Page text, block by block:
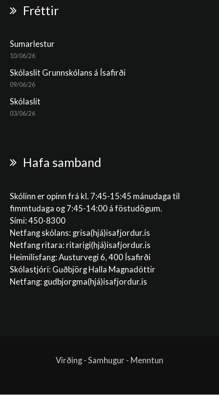
Fréttir
Sumarlestur
10/06/26
Skólaslit Grunnskólans á Ísafirði
09/06/26
Skólaslit
03/06/26
Hafa samband
Skólinn er opinn frá kl. 7:45-15:45 mánudaga til
fimmtudaga og 7:45-14:00 á föstudögum.
Sími: 450-8300
Netfang skólans: grisa(hjá)isafjordur.is
Netfang ritara: ritarigi(hjá)isafjordur.is
Heimilisfang: Austurvegi 6, 400 Ísafirði
Skólastjóri: Guðbjörg Halla Magnadóttir
Netfang: gudbjorgma(hjá)isafjordur.is
Virðing - Samhugur - Menntun